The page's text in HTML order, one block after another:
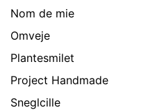
Nom de mie
Omveje
Plantesmilet
Project Handmade
Sneglcille